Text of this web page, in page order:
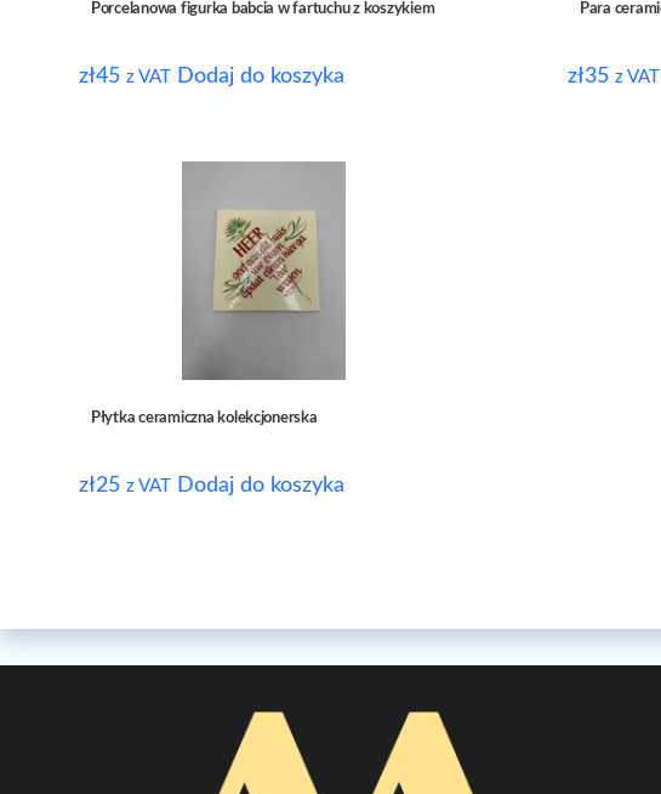
Porcelanowa figurka babcia w fartuchu z koszykiem
zł45 z VAT Dodaj do koszyka
Para
zł35 z VAT
Płytka ceramiczna kolekcjonerska
zł25 z VAT Dodaj do koszyka